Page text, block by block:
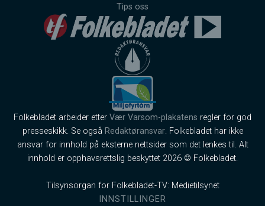
Tips oss
Folkebladet arbeider etter Vær Varsom-plakatens regler for god
presseskikk. Se også Redaktøransvar. Folkebladet har ikke
ansvar for innhold på eksterne nettsider som det lenkes til. Alt
innhold er opphavsrettslig beskyttet 2026 © Folkebladet.
Tilsynsorgan for Folkebladet-TV: Medietilsynet
INNSTILLINGER